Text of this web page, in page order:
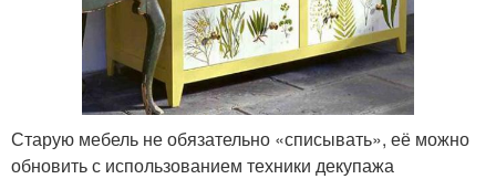
Старую мебель не обязательно «списывать», её можно
обновить с использованием техники декупажа